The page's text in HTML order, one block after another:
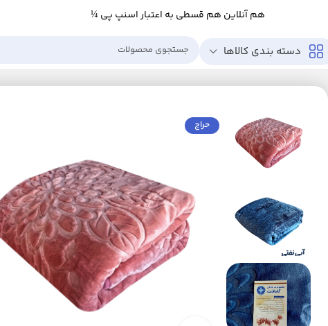
هم آنلاین هم قسطی به اعتبار اسنپ پی ¼
دسته بندی کالاها
حراج